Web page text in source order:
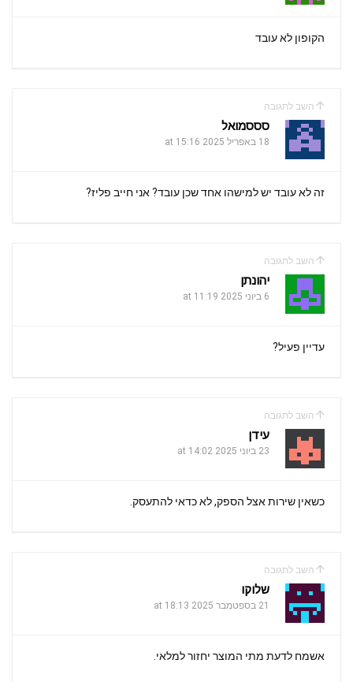
הקופון לא עובד
השב לתגובה
סססמואל
18 באפריל 2025 at 15:16
זה לא עובד יש למישהו אחד שכן עובד? אני חייב פליז?
השב לתגובה
יהונתן
6 ביוני 2025 at 11:19
עדיין פעיל?
השב לתגובה
עידן
23 ביוני 2025 at 14:02
כשאין שירות אצל הספק, לא כדאי להתעסק.
השב לתגובה
שלוקו
21 בספטמבר 2025 at 18:13
אשמח לדעת מתי המוצר יחזור למלאי.